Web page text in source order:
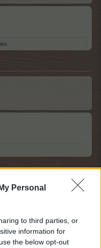
Personal
to third parties, or
information for
the below opt-out